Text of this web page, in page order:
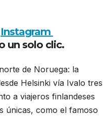
Instagram
un solo clic.
de Noruega: la
Helsinki vía Ivalo tres
a viajeros finlandeses
únicas, como el famoso